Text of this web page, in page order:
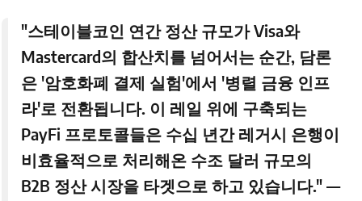
"스테이블코인 연간 정산 규모가 Visa와
Mastercard의 합산치를 넘어서는 순간, 담론
은 '암호화폐 결제 실험'에서 '병렬 금융 인프
라'로 전환됩니다. 이 레일 위에 구축되는
PayFi 프로토콜들은 수십 년간 레거시 은행이
비효율적으로 처리해온 수조 달러 규모의
B2B 정산 시장을 타겟으로 하고 있습니다." —